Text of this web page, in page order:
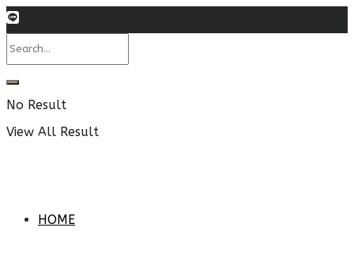
No Result
View All Result
HOME